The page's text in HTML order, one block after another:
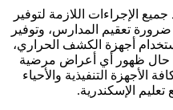
الإجراءات اللازمة لتوفير
ضرورة تعقيم المدارس، وتوفير
أجهزة الكشف الحراري،
حال ظهور أي أعراض مرضية
الأجهزة التنفيذية والأحياء
تعليم الإسكندرية.